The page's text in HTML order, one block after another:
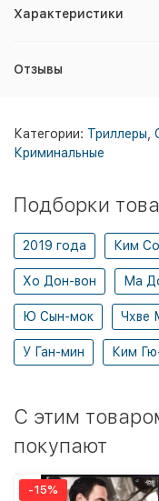
Характеристики
Отзывы
Категории: Триллеры
Криминальные
Подборки
2019 года Ким
Хо Дон-вон Ма
Ю Сын-мок Чхве
У Ган-мин Ким
C этим
покупают
-15%